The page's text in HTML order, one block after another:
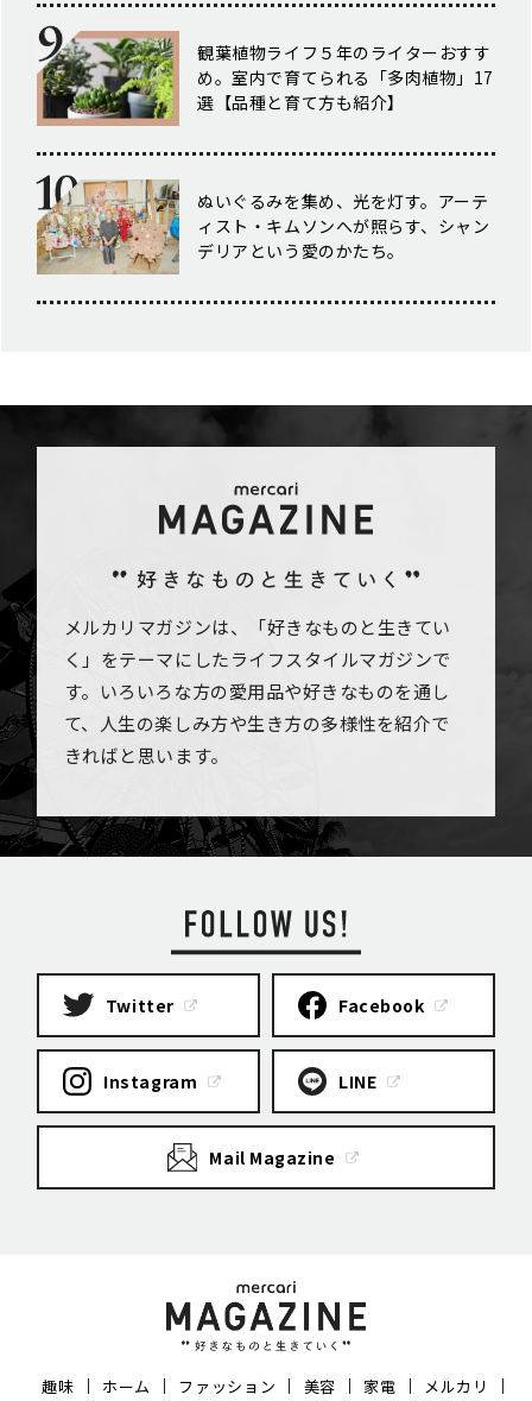
観葉植物ライフ５年のライターおすす
め。室内で育てられる「多肉植物」17
選【品種と育て方も紹介】
ぬいぐるみを集め、光を灯す。アーテ
ィスト・キムソンへが照らす、シャン
デリアという愛のかたち。
メルカリマガジンは、「好きなものと生きてい
く」をテーマにしたライフスタイルマガジンで
す。いろいろな方の愛用品や好きなものを通し
て、人生の楽しみ方や生き方の多様性を紹介で
きればと思います。
Twitter Facebook
Instagram LINE
Mail Magazine
趣味 ホーム ファッション 美容 家電 メルカリ